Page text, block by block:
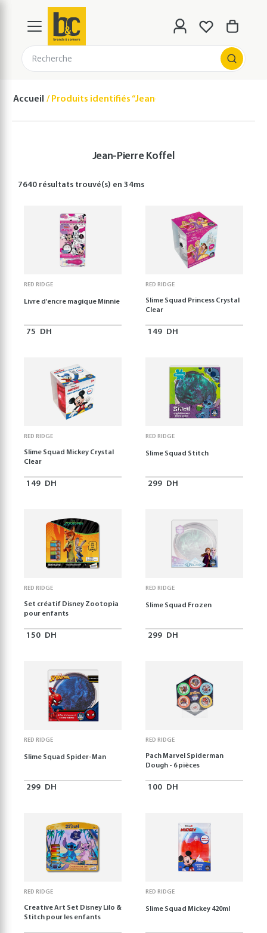
Recherche
Accueil Produits identifiés “Jean-Pierre Koffel”
Jean-Pierre Koffel
7640 résultats trouvé(s) en34ms
RED RIDGE
Livre d'encre magique Minnie
75 DH
RED RIDGE
Slime Squad Princess Crystal
Clear
149 DH
RED RIDGE
Slime Squad Mickey Crystal
Clear
149 DH
RED RIDGE
Slime Squad Stitch
299 DH
RED RIDGE
Set créatif Disney Zootopia
pour enfants
150 DH
RED RIDGE
Slime Squad Frozen
299 DH
RED RIDGE
Slime Squad Spider-Man
299 DH
RED RIDGE
Pach Marvel Spiderman
Dough - 6 pièces
100 DH
RED RIDGE
Creative Art Set Disney Lilo &
Stitch pour les enfants
RED RIDGE
Slime Squad Mickey 420ml